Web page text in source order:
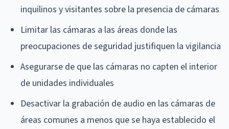
inquilinos y visitantes sobre la presencia de cámaras
Limitar las cámaras a las áreas donde las
preocupaciones de seguridad justifiquen la vigilancia
Asegurarse de que las cámaras no capten el interior
de unidades individuales
Desactivar la grabación de audio en las cámaras de
áreas comunes a menos que se haya establecido el